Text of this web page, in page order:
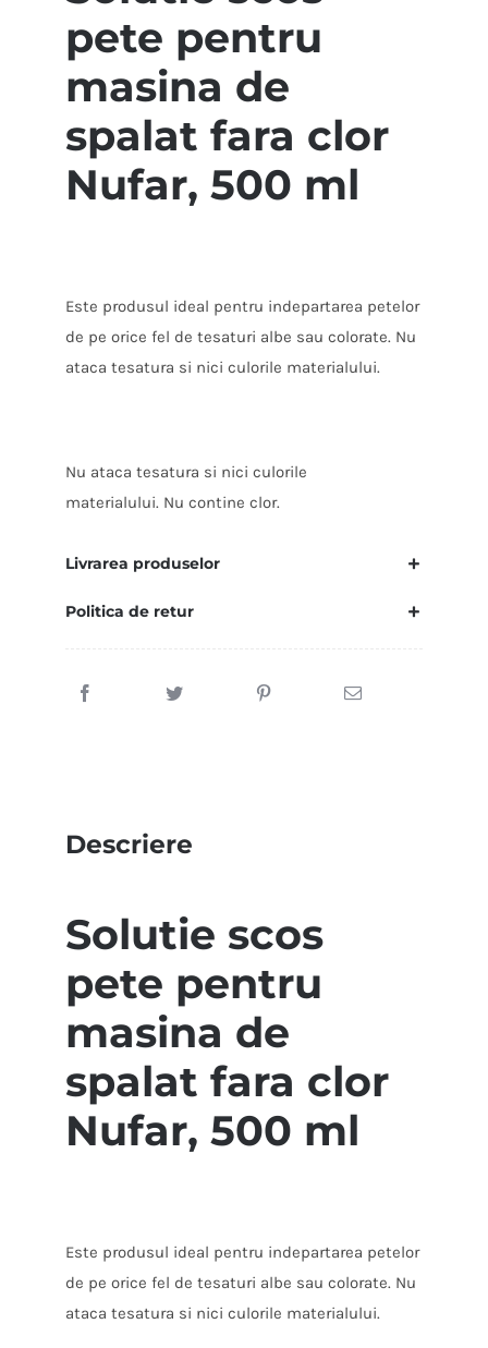
pete pentru
masina de
spalat fara clor
Nufar, 500 ml
Este produsul ideal pentru indepartarea petelor
de pe orice fel de tesaturi albe sau colorate. Nu
ataca tesatura si nici culorile materialului.
Nu ataca tesatura si nici culorile
materialului. Nu contine clor.
Livrarea produselor
Politica de retur
Descriere
Solutie scos
pete pentru
masina de
spalat fara clor
Nufar, 500 ml
Este produsul ideal pentru indepartarea petelor
de pe orice fel de tesaturi albe sau colorate. Nu
ataca tesatura si nici culorile materialului.